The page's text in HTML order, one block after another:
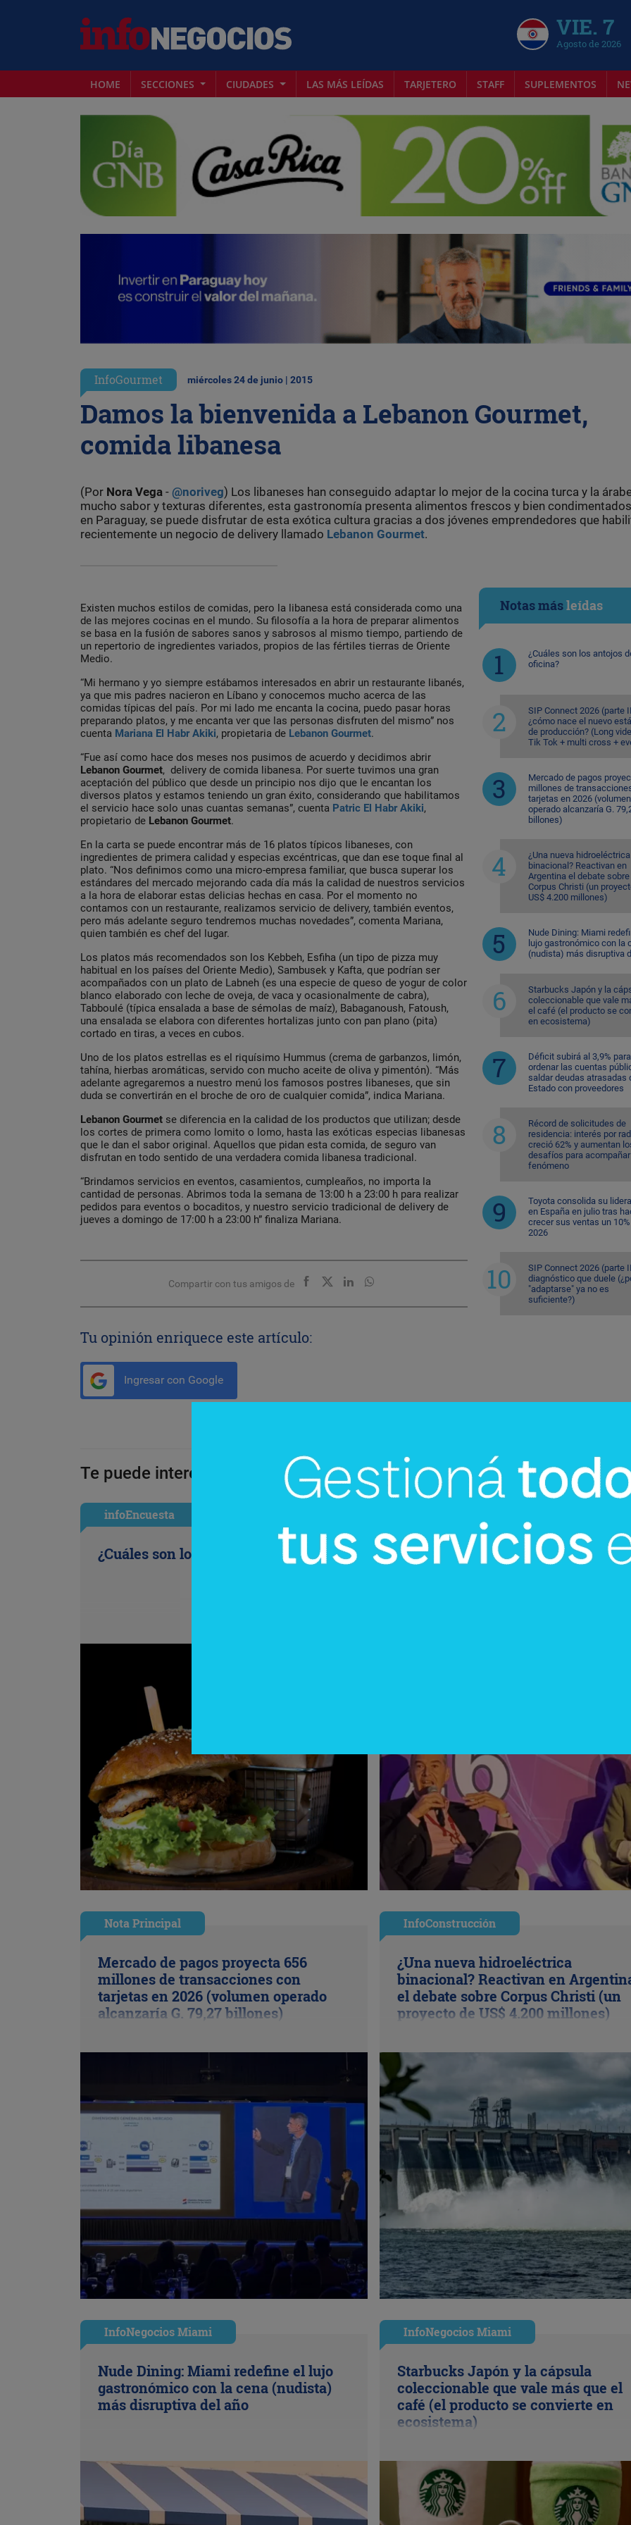
VIE. 7
Agosto de 2026
HOME SECCIONES CIUDADES LAS MÁS LEÍDAS TARJETERO STAFF SUPLEMENTOS
InfoGourmet miércoles 24 de junio | 2015
Damos la bienvenida a Lebanon Gourmet,
comida libanesa
(Por Nora Vega - @noriveg) Los libaneses han conseguido adaptar lo mejor de la cocina turca y la
mucho sabor y texturas diferentes, esta gastronomía presenta alimentos frescos y bien
en Paraguay, se puede disfrutar de esta exótica cultura gracias a dos jóvenes emprendedores que
recientemente un negocio de delivery llamado Lebanon Gourmet.
Existen muchos estilos de comidas, pero la libanesa está considerada como una
de las mejores cocinas en el mundo. Su filosofía a la hora de preparar alimentos
se basa en la fusión de sabores sanos y sabrosos al mismo tiempo, partiendo de
un repertorio de ingredientes variados, propios de las fértiles tierras de Oriente
Medio.
“Mi hermano y yo siempre estábamos interesados en abrir un restaurante libanés,
ya que mis padres nacieron en Líbano y conocemos mucho acerca de las
comidas típicas del país. Por mi lado me encanta la cocina, puedo pasar horas
preparando platos, y me encanta ver que las personas disfruten del mismo” nos
cuenta Mariana El Habr Akiki, propietaria de Lebanon Gourmet.
“Fue así como hace dos meses nos pusimos de acuerdo y decidimos abrir
Lebanon Gourmet, delivery de comida libanesa. Por suerte tuvimos una gran
aceptación del público que desde un principio nos dijo que le encantan los
diversos platos y estamos teniendo un gran éxito, considerando que habilitamos
el servicio hace solo unas cuantas semanas”, cuenta Patric El Habr Akiki,
propietario de Lebanon Gourmet.
En la carta se puede encontrar más de 16 platos típicos libaneses, con
ingredientes de primera calidad y especias excéntricas, que dan ese toque final al
plato. “Nos definimos como una micro-empresa familiar, que busca superar los
estándares del mercado mejorando cada día más la calidad de nuestros servicios
a la hora de elaborar estas delicias hechas en casa. Por el momento no
contamos con un restaurante, realizamos servicio de delivery, también eventos,
pero más adelante seguro tendremos muchas novedades”, comenta Mariana,
quien también es chef del lugar.
Los platos más recomendados son los Kebbeh, Esfiha (un tipo de pizza muy
habitual en los países del Oriente Medio), Sambusek y Kafta, que podrían ser
acompañados con un plato de Labneh (es una especie de queso de yogur de color
blanco elaborado con leche de oveja, de vaca y ocasionalmente de cabra),
Tabboulé (típica ensalada a base de sémolas de maíz), Babaganoush, Fatoush,
una ensalada se elabora con diferentes hortalizas junto con pan plano (pita)
cortado en tiras, a veces en cubos.
Uno de los platos estrellas es el riquísimo Hummus (crema de garbanzos, limón,
tahína, hierbas aromáticas, servido con mucho aceite de oliva y pimentón). “Más
adelante agregaremos a nuestro menú los famosos postres libaneses, que sin
duda se convertirán en el broche de oro de cualquier comida”, indica Mariana.
Lebanon Gourmet se diferencia en la calidad de los productos que utilizan; desde
los cortes de primera como lomito o lomo, hasta las exóticas especias libanesas
que le dan el sabor original. Aquellos que pidan esta comida, de seguro van
disfrutan en todo sentido de una verdadera comida libanesa tradicional.
“Brindamos servicios en eventos, casamientos, cumpleaños, no importa la
cantidad de personas. Abrimos toda la semana de 13:00 h a 23:00 h para realizar
pedidos para eventos o bocaditos, y nuestro servicio tradicional de delivery de
jueves a domingo de 17:00 h a 23:00 h” finaliza Mariana.
Compartir con tus amigos de
Tu opinión enriquece este artículo:
Ingresar con Google
Notas másleídas
¿Cuáles son los antojos
oficina?
SIP Connect 2026 (parte
¿cómo nace el nuevo
de producción? (Long
Tik Tok + multi cross +
Mercado de pagos
millones de
tarjetas en 2026 (volumen
operado alcanzaría G.
billones)
¿Una nueva hidroeléctrica
binacional? Reactivan en
Argentina el debate sobre
Corpus Christi (un
US$ 4.200 millones)
Nude Dining: Miami
lujo gastronómico con la
(nudista) más disruptiva
Starbucks Japón y la
coleccionable que vale
el café (el producto se
en ecosistema)
Déficit subirá al 3,9% para
ordenar las cuentas
saldar deudas atrasadas
Estado con proveedores
Récord de solicitudes de
residencia: interés por
creció 62% y aumentan
desafíos para
fenómeno
Toyota consolida su
en España en julio tras
crecer sus ventas un
2026
SIP Connect 2026 (parte
diagnóstico que duele
"adaptarse" ya no es
suficiente?)
Te puede interesar:
infoEncuesta
¿Cuáles son los antojos de la oficina?
SIP Connect 2026 (parte III): ¿cómo
nace el nuevo estándar de
Nota Principal
Mercado de pagos proyecta 656
millones de transacciones con
tarjetas en 2026 (volumen operado
alcanzaría G. 79,27 billones)
InfoConstrucción
¿Una nueva hidroeléctrica
binacional? Reactivan en
el debate sobre Corpus Christi (un
proyecto de US$ 4.200 millones)
InfoNegocios Miami
Nude Dining: Miami redefine el lujo
gastronómico con la cena (nudista)
más disruptiva del año
InfoNegocios Miami
Starbucks Japón y la cápsula
coleccionable que vale más que el
café (el producto se convierte en
ecosistema)